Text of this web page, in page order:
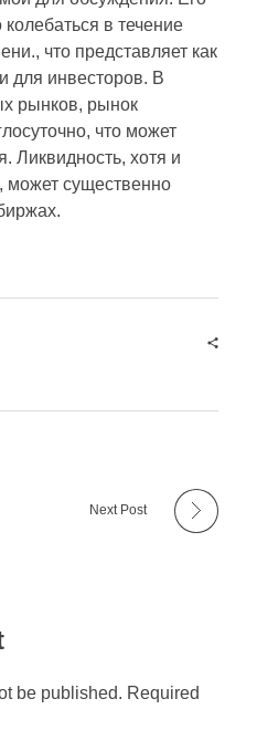
в течение
что представляет как
для инвесторов. В
рынков, рынок
что может
Ликвидность, хотя и
может существенно
Next Post
be published. Required